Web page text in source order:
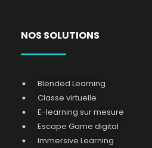
NOS SOLUTIONS
Blended Learning
Classe virtuelle
E-learning sur mesure
Escape Game digital
Immersive Learning